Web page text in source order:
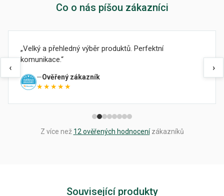
Co o nás píšou zákazníci
‹
Velký a přehledný výběr produktů. Perfektní
komunikace.
Ověřený zákazník
★★★★★
›
Z více než 12 ověřených hodnocenízákazníků
Související produkty